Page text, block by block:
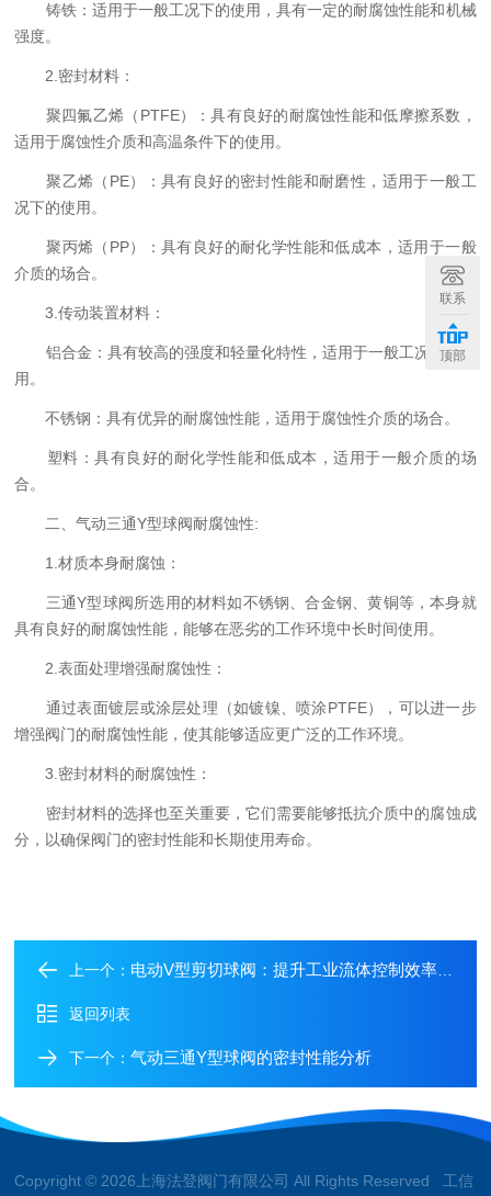
铸铁：适用于一般工况下的使用，具有一定的耐腐蚀性能和机械
强度。
2.密封材料：
聚四氟乙烯（PTFE）：具有良好的耐腐蚀性能和低摩擦系数，
适用于腐蚀性介质和高温条件下的使用。
聚乙烯（PE）：具有良好的密封性能和耐磨性，适用于一般工
况下的使用。
聚丙烯（PP）：具有良好的耐化学性能和低成本，适用于一般
介质的场合。
3.传动装置材料：
铝合金：具有较高的强度和轻量化特性，适用于一般工况下的使
用。
不锈钢：具有优异的耐腐蚀性能，适用于腐蚀性介质的场合。
塑料：具有良好的耐化学性能和低成本，适用于一般介质的场
合。
二、气动三通Y型球阀耐腐蚀性:
1.材质本身耐腐蚀：
三通Y型球阀所选用的材料如不锈钢、合金钢、黄铜等，本身就
具有良好的耐腐蚀性能，能够在恶劣的工作环境中长时间使用。
2.表面处理增强耐腐蚀性：
通过表面镀层或涂层处理（如镀镍、喷涂PTFE），可以进一步
增强阀门的耐腐蚀性能，使其能够适应更广泛的工作环境。
3.密封材料的耐腐蚀性：
密封材料的选择也至关重要，它们需要能够抵抗介质中的腐蚀成
分，以确保阀门的密封性能和长期使用寿命。
上一个： 电动V型剪切球阀：提升工业流体控制效率的关键阀门
返回列表
下一个：气动三通Y型球阀的密封性能分析
Copyright © 2026上海法登阀门有限公司 All Rights Reserved 工信
联系
顶部